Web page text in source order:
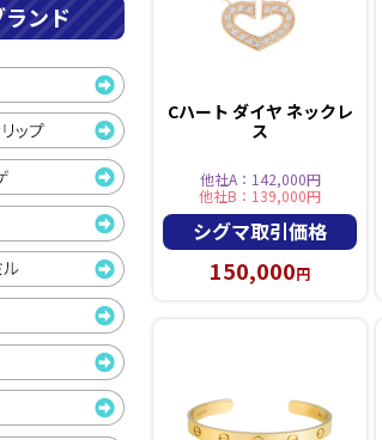
Cハート ダイヤ ネックレ
ス
他社A：142,000円
他社B：139,000円
シグマ取引価格
150,000円
ンド